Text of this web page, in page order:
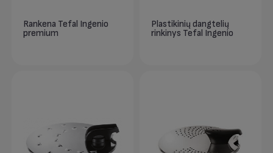
Rankena Tefal Ingenio
premium
Plastikinių dangtelių
rinkinys Tefal Ingenio